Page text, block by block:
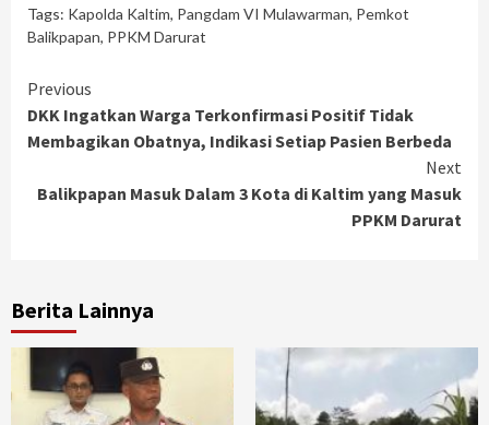
Tags: Kapolda Kaltim, Pangdam VI Mulawarman, Pemkot
Balikpapan, PPKM Darurat
Continue
Reading
Previous
DKK Ingatkan Warga Terkonfirmasi Positif Tidak
Membagikan Obatnya, Indikasi Setiap Pasien Berbeda
Next
Balikpapan Masuk Dalam 3 Kota di Kaltim yang Masuk
PPKM Darurat
Berita Lainnya